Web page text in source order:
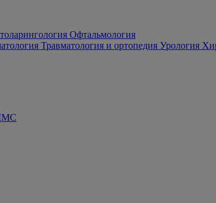
Офтальмология
Травматология и ортопедия Урология